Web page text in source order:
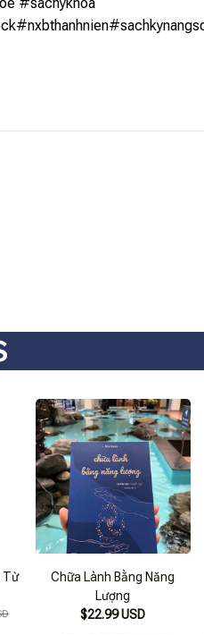
#sachykhoa
Từ
Chữa Lành Bằng Năng
Lượng
$22.99 USD